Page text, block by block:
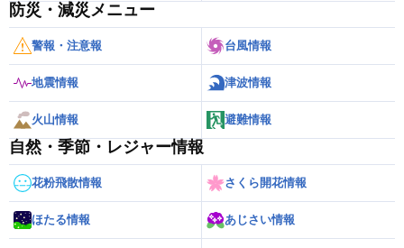
防災・減災メニュー
警報・注意報 台風情報
地震情報 津波情報
火山情報 避難情報
自然・季節・レジャー情報
花粉飛散情報 さくら開花情報
ほたる情報 あじさい情報